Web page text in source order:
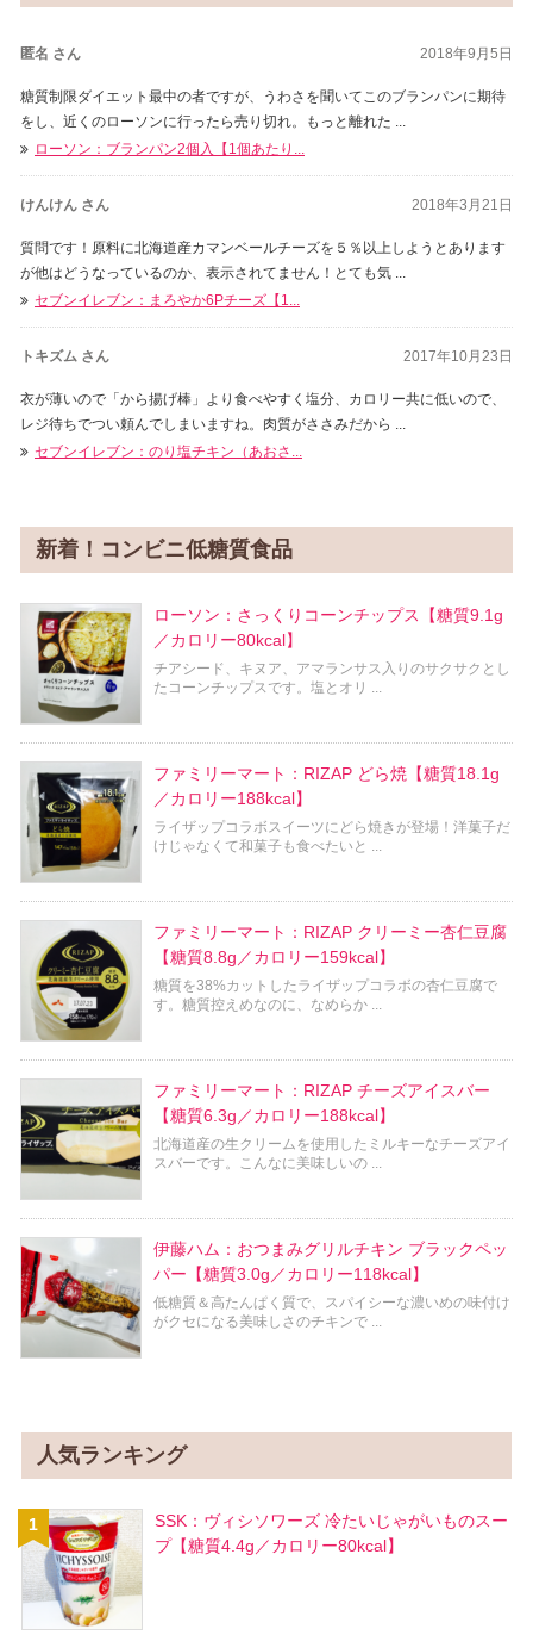
2018年9月5日
匿名 さん
糖質制限ダイエット最中の者ですが、うわさを聞いてこのブランパンに期待
をし、近くのローソンに行ったら売り切れ。もっと離れた ...
ローソン：ブランパン2個入【1個あたり...
2018年3月21日
けんけん さん
質問です！原料に北海道産カマンベールチーズを５％以上しようとあります
が他はどうなっているのか、表示されてません！とても気 ...
セブンイレブン：まろやか6Pチーズ【1...
2017年10月23日
トキズム さん
衣が薄いので「から揚げ棒」より食べやすく塩分、カロリー共に低いので、
レジ待ちでつい頼んでしまいますね。肉質がささみだから ...
セブンイレブン：のり塩チキン（あおさ...
新着！コンビニ低糖質食品
ローソン：さっくりコーンチップス【糖質9.1g
／カロリー80kcal】
チアシード、キヌア、アマランサス入りのサクサクとし
たコーンチップスです。塩とオリ ...
ファミリーマート：RIZAP どら焼【糖質18.1g
／カロリー188kcal】
ライザップコラボスイーツにどら焼きが登場！洋菓子だ
けじゃなくて和菓子も食べたいと ...
ファミリーマート：RIZAP クリーミー杏仁豆腐
【糖質8.8g／カロリー159kcal】
糖質を38%カットしたライザップコラボの杏仁豆腐で
す。糖質控えめなのに、なめらか ...
ファミリーマート：RIZAP チーズアイスバー
【糖質6.3g／カロリー188kcal】
北海道産の生クリームを使用したミルキーなチーズアイ
スバーです。こんなに美味しいの ...
伊藤ハム：おつまみグリルチキン ブラックペッ
パー【糖質3.0g／カロリー118kcal】
低糖質＆高たんぱく質で、スパイシーな濃いめの味付け
がクセになる美味しさのチキンで ...
人気ランキング
SSK：ヴィシソワーズ 冷たいじゃがいものスー
プ【糖質4.4g／カロリー80kcal】